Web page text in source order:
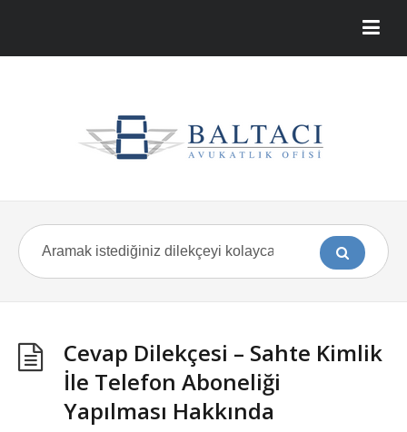
Cevap Dilekçesi – Sahte Kimlik
İle Telefon Aboneliği
Yapılması Hakkında